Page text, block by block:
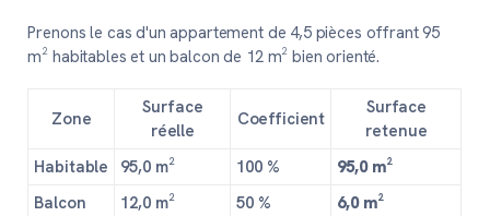
Prenons le cas d'un appartement de 4,5 pièces offrant 95
m² habitables et un balcon de 12 m² bien orienté.
Zone
Surface
réelle
Coefficient
Surface
retenue
Habitable
95,0 m² 100 %
95,0 m²
Balcon
12,0 m² 50 %
6,0 m²